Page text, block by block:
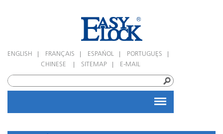
ENGLISH FRANÇAIS ESPAÑOL PORTUGUÊS
CHINESE SITEMAP E-MAIL